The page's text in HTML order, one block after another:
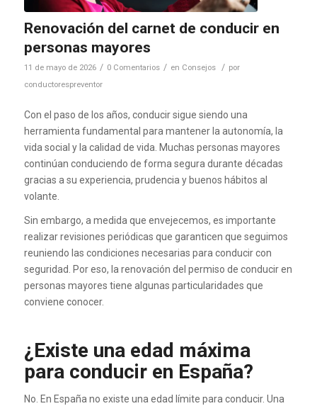
Renovación del carnet de conducir en
personas mayores
11 de mayo de 2026 / 0 Comentarios / en Consejos / por
conductorespreventor
Con el paso de los años, conducir sigue siendo una
herramienta fundamental para mantener la autonomía, la
vida social y la calidad de vida. Muchas personas mayores
continúan conduciendo de forma segura durante décadas
gracias a su experiencia, prudencia y buenos hábitos al
volante.
Sin embargo, a medida que envejecemos, es importante
realizar revisiones periódicas que garanticen que seguimos
reuniendo las condiciones necesarias para conducir con
seguridad. Por eso, la renovación del permiso de conducir en
personas mayores tiene algunas particularidades que
conviene conocer.
¿Existe una edad máxima
para conducir en España?
No. En España no existe una edad límite para conducir. Una